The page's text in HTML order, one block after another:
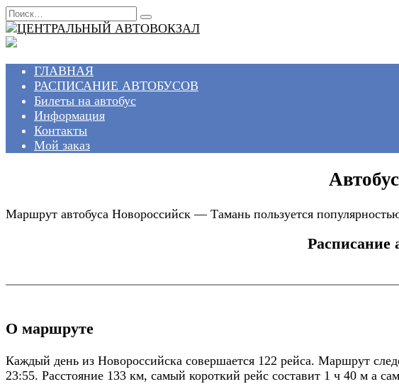
Перейти
к
содержанию
Search
for:
ГЛАВНАЯ
РАСПИСАНИЕ АВТОБУСОВ
Билеты на автобус
Информация
Контакты
Мой заказ
Маршрут автобуса Новороссийск — Тамань пользуется
Расписание
О маршруте
Каждый день из Новороссийска совершается 122 рейса. Маршрут
23:55. Расстояние 133 км, самый короткий рейс составит 1 ч 40 м а